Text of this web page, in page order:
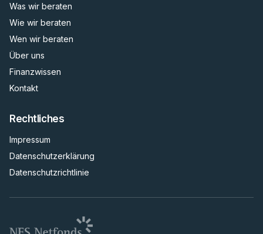
Was wir beraten
Wie wir beraten
Wen wir beraten
Über uns
Finanzwissen
Kontakt
Rechtliches
Impressum
Datenschutzerklärung
Datenschutzrichtlinie